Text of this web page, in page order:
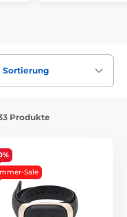
Sortierung
Produkte
Sale